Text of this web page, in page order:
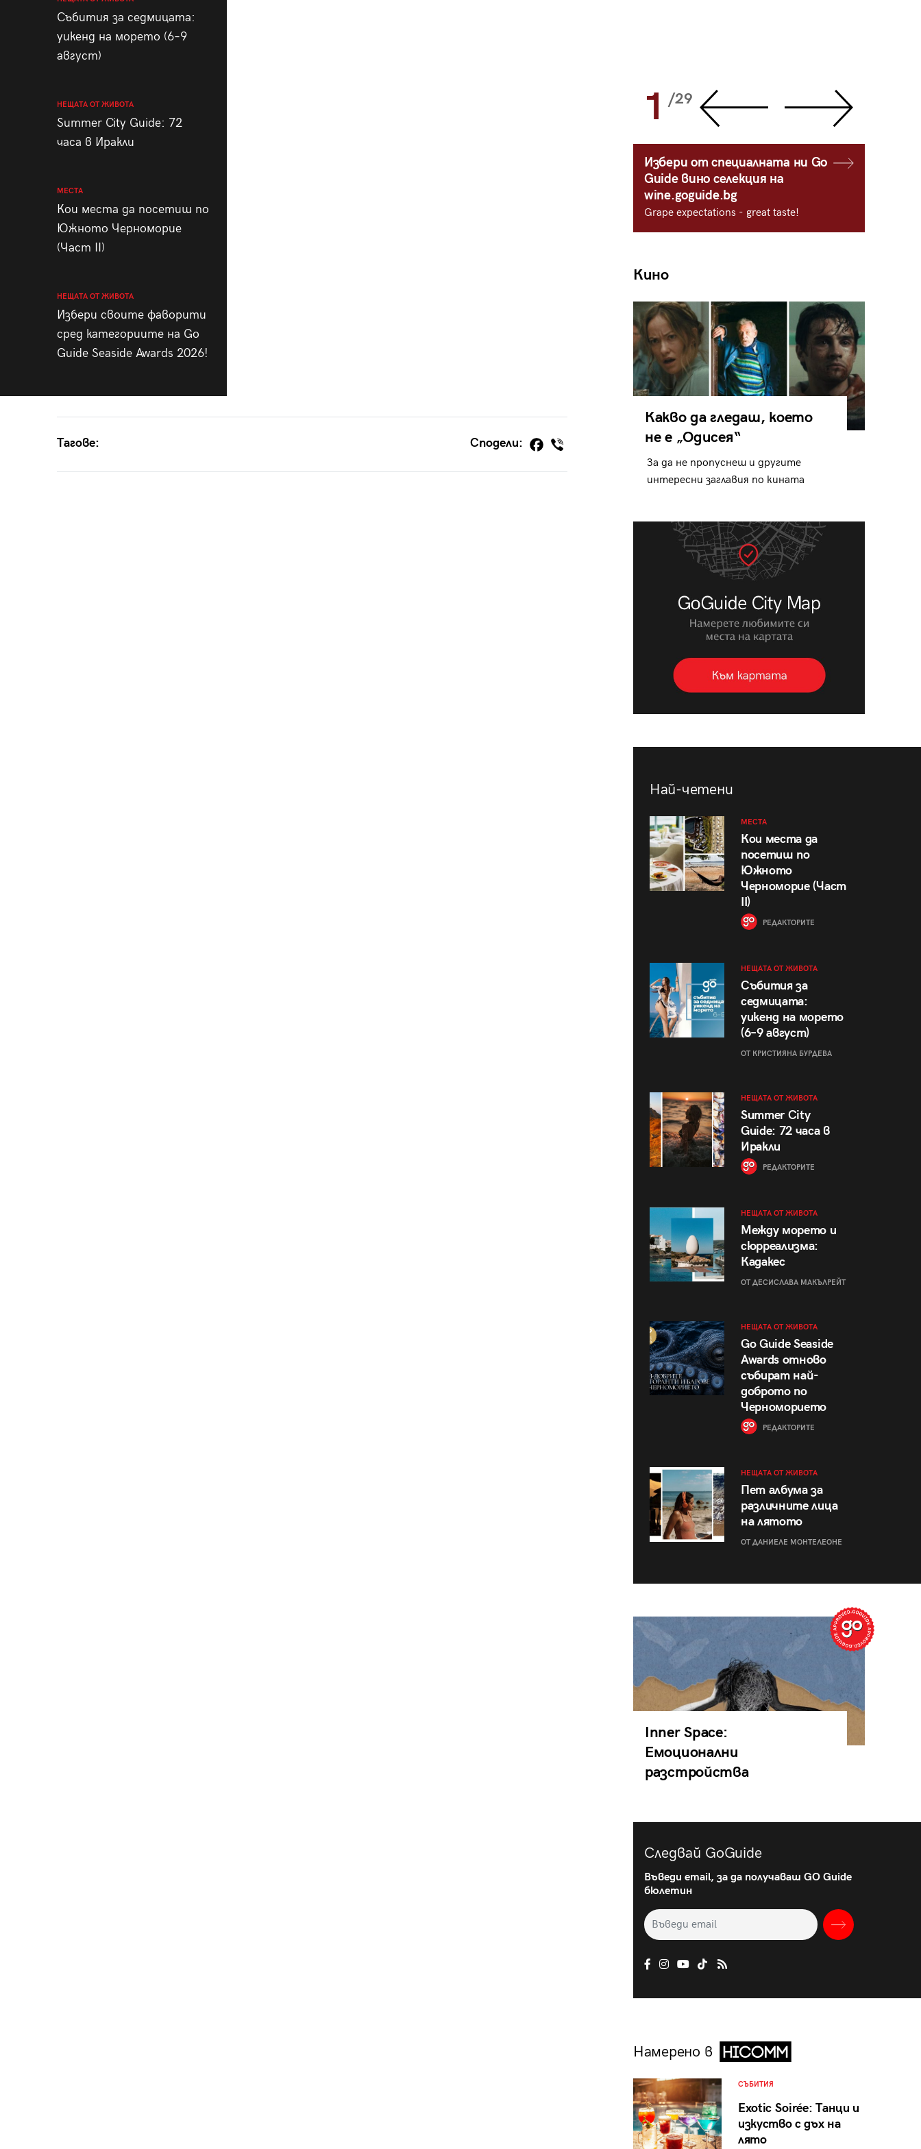
Събития за седмицата:
уикенд на морето (6–9
август)
НЕЩАТА ОТ ЖИВОТА
Summer City Guide: 72
часа в Иракли
МЕСТА
Кои места да посетиш по
Южното Черноморие
(Част II)
НЕЩАТА ОТ ЖИВОТА
Избери своите фаворити
сред категориите на Go
Guide Seaside Awards 2026!
Тагове: Сподели:
28 1 /29
Избери от специалната ни Go
Guide вино селекция на
wine.goguide.bg
Grape expectations - great taste!
Кино
Какво да гледаш, което
не е „Одисея“
За да не пропуснеш и другите
интересни заглавия по кината
Най-четени
МЕСТА
Кои места да
посетиш по
Южното
Черноморие (Част
II)
РЕДАКТОРИТЕ
НЕЩАТА ОТ ЖИВОТА
Събития за
седмицата:
уикенд на морето
(6–9 август)
ОТ КРИСТИЯНА БУРДЕВА
НЕЩАТА ОТ ЖИВОТА
Summer City
Guide: 72 часа в
Иракли
РЕДАКТОРИТЕ
НЕЩАТА ОТ ЖИВОТА
Между морето и
сюрреализма:
Кадакес
ОТ ДЕСИСЛАВА МАКЪЛРЕЙТ
НЕЩАТА ОТ ЖИВОТА
Go Guide Seaside
Awards отново
събират най-
доброто по
Черноморието
РЕДАКТОРИТЕ
НЕЩАТА ОТ ЖИВОТА
Пет албума за
различните лица
на лятото
ОТ ДАНИЕЛЕ МОНТЕЛЕОНЕ
Inner Space:
Емоционални
разстройства
Следвай GoGuide
Въведи email, за да получаваш GO Guide
бюлетин
Намерено в
СЪБИТИЯ
Exotic Soirée: Танци и
изкуство с дъх на
лято